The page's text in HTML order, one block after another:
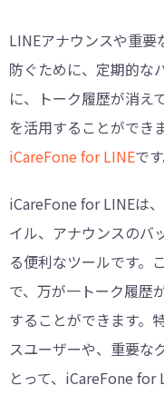
LINEアナウンスや重
防ぐために、定期的な
に、トーク履歴が消え
を活用することができ
iCareFone for LINEです
iCareFone for LINEは
イル、アナウンスのバ
る便利なツールです。
で、万が一トーク履歴
することができます。
スユーザーや、重要な
とって、iCareFone for